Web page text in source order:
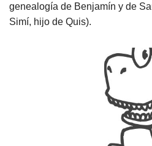
Padres
genealogía de Benjamín y de
Simí, hijo de Quis).